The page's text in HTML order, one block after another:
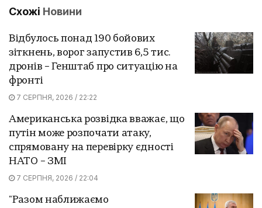
Схожі Новини
Відбулось понад 190 бойових
зіткнень, ворог запустив 6,5 тис.
дронів – Генштаб про ситуацію на
фронті
7 СЕРПНЯ, 2026 / 22:22
Американська розвідка вважає, що
путін може розпочати атаку,
спрямовану на перевірку єдності
НАТО – ЗМІ
7 СЕРПНЯ, 2026 / 22:04
"Разом наближаємо